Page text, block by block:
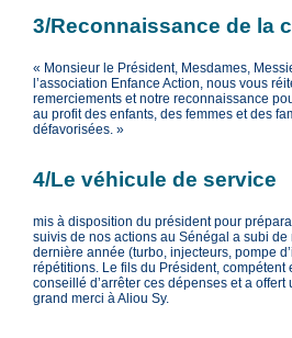
3/Reconnaissance de la
« Monsieur le Président, Mesdames,
l’association Enfance Action, nous vous
remerciements et notre reconnaissance
au profit des enfants, des femmes et des
défavorisées. »
4/Le véhicule de service
mis à disposition du président pour
suivis de nos actions au Sénégal a subi
dernière année (turbo, injecteurs, pompe
répétitions. Le fils du Président, compétent
conseillé d’arrêter ces dépenses et a offert
grand merci à Aliou Sy.